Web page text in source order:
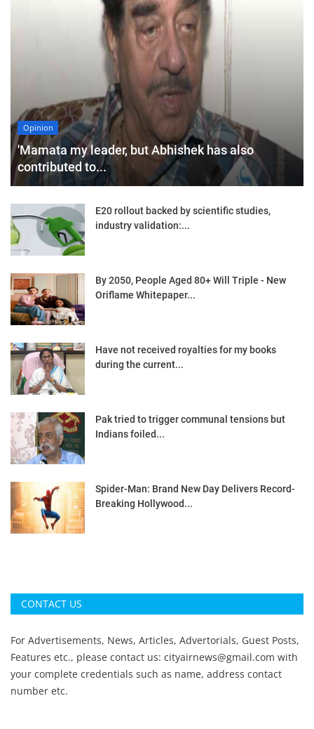
Opinion
'Mamata my leader, but Abhishek has also
contributed to...
E20 rollout backed by scientific studies,
industry validation:...
By 2050, People Aged 80+ Will Triple - New
Oriflame Whitepaper...
Have not received royalties for my books
during the current...
Pak tried to trigger communal tensions but
Indians foiled...
Spider-Man: Brand New Day Delivers Record-
Breaking Hollywood...
CONTACT US
For Advertisements, News, Articles, Advertorials, Guest Posts,
Features etc., please contact us: cityairnews@gmail.com with
your complete credentials such as name, address contact
number etc.